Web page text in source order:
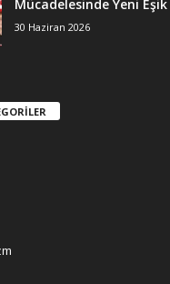
Mücadelesinde Yeni Eşik
30 Haziran 2026